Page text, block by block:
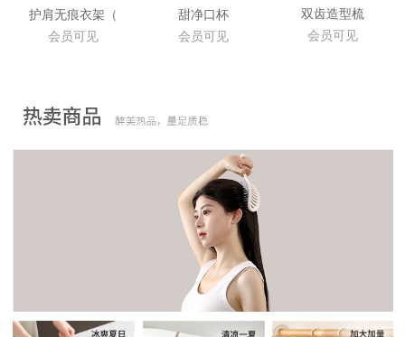
护肩无痕衣架（
会员可见
甜净口杯
会员可见
双齿造型梳
会员可见